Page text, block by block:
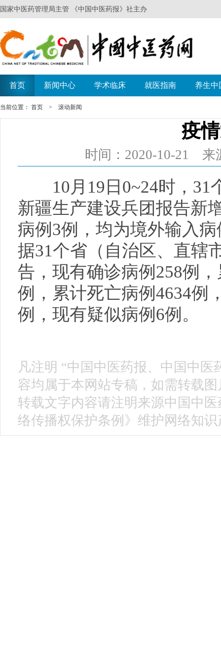
当前位置： 首页 > 滚动新闻
疫
时间：2020-10-21
10月19日0~24时，31
新疆生产建设兵团报告新
病例3例，均为境外输入
据31个省（自治区、直辖
告，现有确诊病例258例
例，累计死亡病例4634例
例，现有疑似病例6例。
凡注明 “中国中医药报、中国中
容均属于本网站专稿，如需转载
转载文字内容请注明来源中国中
络传播权保护条例》维护网络知